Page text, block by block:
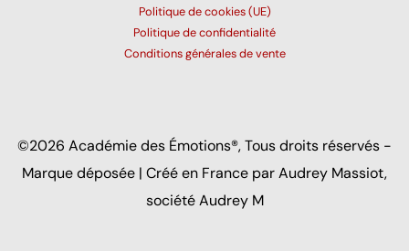
Politique de cookies (UE)
Politique de confidentialité
Conditions générales de vente
©2026 Académie des Émotions®, Tous droits réservés -
Marque déposée | Créé en France par Audrey Massiot,
société Audrey M